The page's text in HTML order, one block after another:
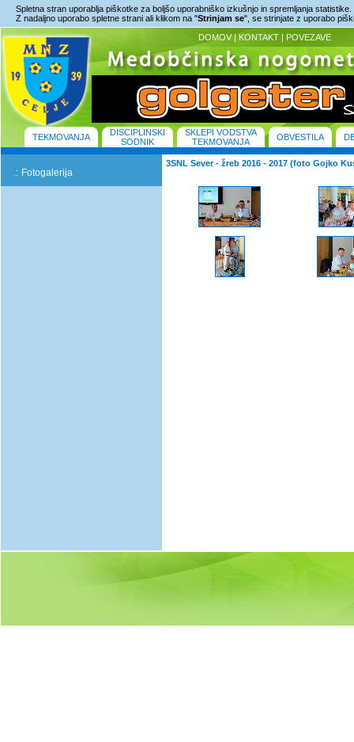
Spletna stran uporablja piškotke za boljšo uporabniško izkušnjo in spremljanja statistike.
Z nadaljno uporabo spletne strani ali klikom na "Strinjam se", se strinjate z uporabo
DOMOV | KONTAKT | POVEZAVE
TEKMOVANJA
DISCIPLINSKI
SODNIK
SKLEPI VODSTVA
TEKMOVANJA
OBVESTILA
.: Fotogalerija
3SNL Sever - žreb 2016 - 2017 (foto Gojko